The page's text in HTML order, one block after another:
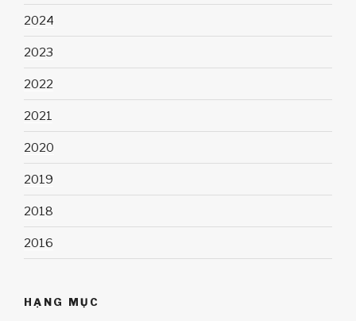
2024
2023
2022
2021
2020
2019
2018
2016
HẠNG MỤC